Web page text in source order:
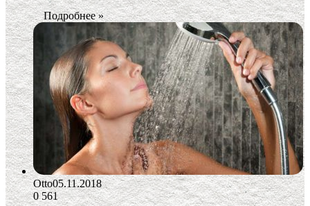
Подробнее »
Otto05.11.2018
0561